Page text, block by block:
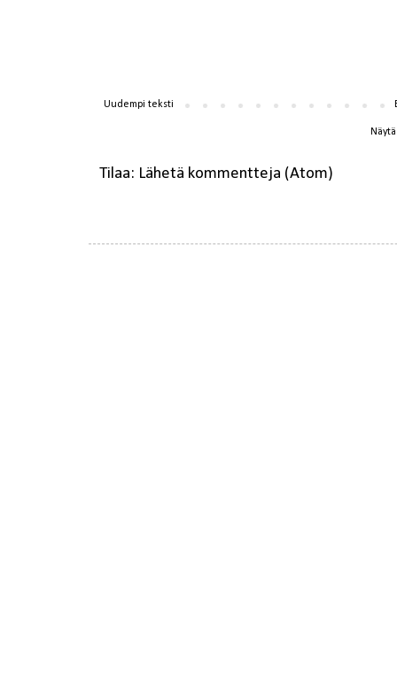
Uudempi teksti
Tilaa: Lähetä kommentteja (Atom)